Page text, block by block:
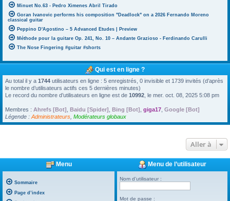
Minuet No.63 - Pedro Ximenes Abril Tirado
Goran Ivanovic performs his composition "Deadlock" on a 2026 Fernando Moreno
classical guitar
Peppino D'Agostino – 5 Advanced Etudes | Preview
Méthode pour la guitare Op. 241, No. 10 – Andante Grazioso - Ferdinando Carulli
The Nose Fingering #guitar #shorts
Qui est en ligne ?
Au total il y a 1744 utilisateurs en ligne : 5 enregistrés, 0 invisible et 1739 invités (d’après
le nombre d’utilisateurs actifs ces 5 dernières minutes)
Le record du nombre d’utilisateurs en ligne est de 10992 , le mer. oct. 08, 2025 5:08 pm
Membres : Ahrefs [Bot] Baidu [Spider] Bing [Bot] giga17 Google [Bot]
Légende : Administrateurs Modérateurs globaux
Aller à
Menu
Sommaire
Page d’index
Menu de l’utilisateur
Nom d’utilisateur :
Mot de passe :